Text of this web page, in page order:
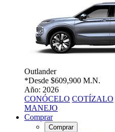
Outlander
*Desde $609,900 M.N.
Año: 2026
CONÓCELO COTÍZALO
MANEJO
Comprar
Comprar